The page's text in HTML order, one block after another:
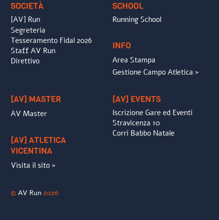
SOCIETÀ
[AV] Run
Segreteria
Tesseramento Fidal 2026
Staff AV Run
Direttivo
SCHOOL
Running School
INFO
Area Stampa
Gestione Campo Atletica >
[AV] MASTER
AV Master
[AV] ATLETICA
VICENTINA
Visita il sito >
[AV] EVENTS
Iscrizione Gare ed Eventi
Stravicenza 10
Corri Babbo Natale
©AV Run 2026